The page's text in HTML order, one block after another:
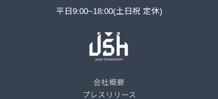
平日9:00~18:00(土日祝 定休)
会社概要
プレスリリース